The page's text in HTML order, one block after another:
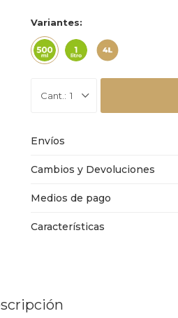
Variantes:
1
Envíos
Cambios y Devoluciones
Medios de pago
Características